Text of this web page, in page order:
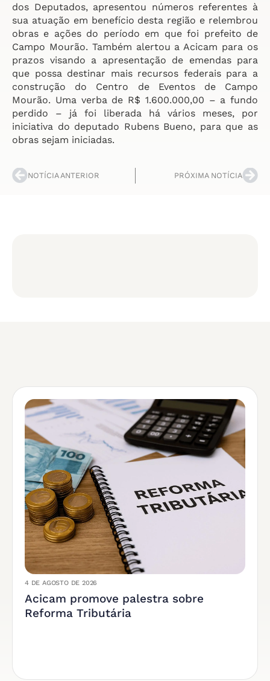
dos Deputados, apresentou números referentes à
sua atuação em benefício desta região e relembrou
obras e ações do período em que foi prefeito de
Campo Mourão. Também alertou a Acicam para os
prazos visando a apresentação de emendas para
que possa destinar mais recursos federais para a
construção do Centro de Eventos de Campo
Mourão. Uma verba de R$ 1.600.000,00 – a fundo
perdido – já foi liberada há vários meses, por
iniciativa do deputado Rubens Bueno, para que as
obras sejam iniciadas.
NOTÍCIA ANTERIOR PRÓXIMA NOTÍCIA
4 DE AGOSTO DE 2026
Acicam promove palestra sobre
Reforma Tributária